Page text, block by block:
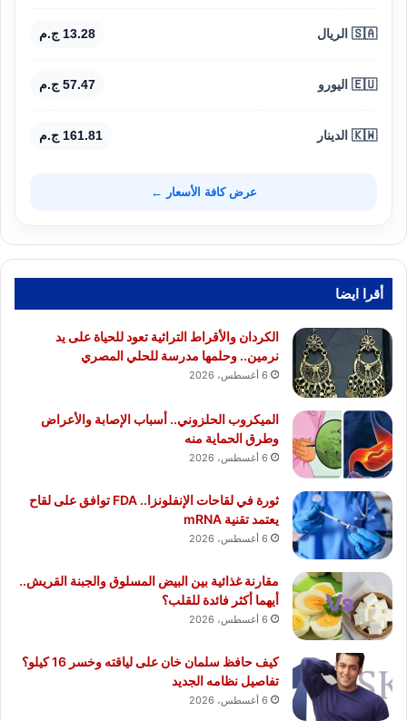
🇸🇦 الريال 13.28 ج.م
🇪🇺 اليورو 57.47 ج.م
🇰🇼 الدينار 161.81 ج.م
عرض كافة الأسعار ←
أقرا ايضا
الكردان والأقراط التراثية تعود للحياة على يد
نرمين.. وحلمها مدرسة للحلي المصري
6 أغسطس، 2026
الميكروب الحلزوني.. أسباب الإصابة والأعراض
وطرق الحماية منه
6 أغسطس، 2026
ثورة في لقاحات الإنفلونزا.. FDA توافق على لقاح
يعتمد تقنية mRNA
6 أغسطس، 2026
مقارنة غذائية بين البيض المسلوق والجبنة القريش..
أيهما أكثر فائدة للقلب؟
6 أغسطس، 2026
كيف حافظ سلمان خان على لياقته وخسر 16 كيلو؟
تفاصيل نظامه الجديد
6 أغسطس، 2026